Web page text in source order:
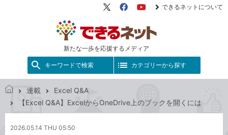
新たな一歩を応援するメディア
X（旧
FacebookYouTube
できるネットについて
キーワードで検索 カテゴリーから探す
ネ
連載
Excel Q&A
【Excel Q&A】ExcelからOneDrive上のブックを開くには
2026.05.14 THU 05:50